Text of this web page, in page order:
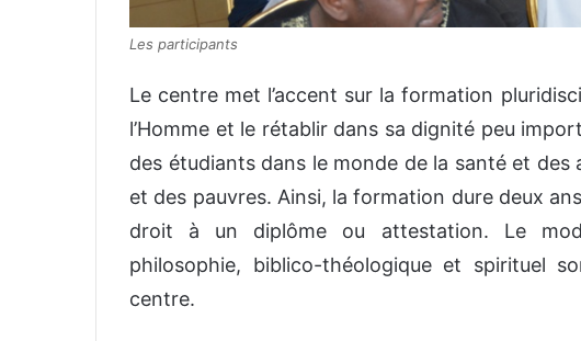
Les participants
Le centre met l’accent sur la formation
l’Homme et le rétablir dans sa dignité peu
des étudiants dans le monde de la santé et des
et des pauvres. Ainsi, la formation dure deux
droit à un diplôme ou attestation. Le
philosophie, biblico-théologique et spirituel
centre.